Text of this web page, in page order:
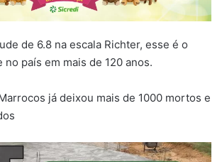
de 6.8 na escala Richter, esse é o
país em mais de 120 anos.